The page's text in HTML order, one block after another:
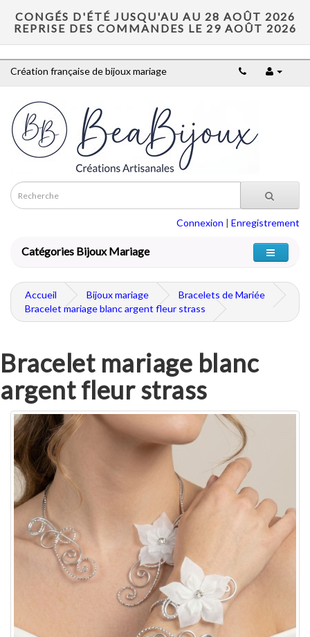
CONGÉS D'ÉTÉ JUSQU'AU AU 28 AOÛT 2026
REPRISE DES COMMANDES LE 29 AOÛT 2026
Création française de bijoux mariage
Connexion | Enregistrement
Catégories Bijoux Mariage
Accueil Bijoux mariage
Bracelets de Mariée
Bracelet mariage blanc argent fleur strass
Bracelet mariage blanc
argent fleur strass